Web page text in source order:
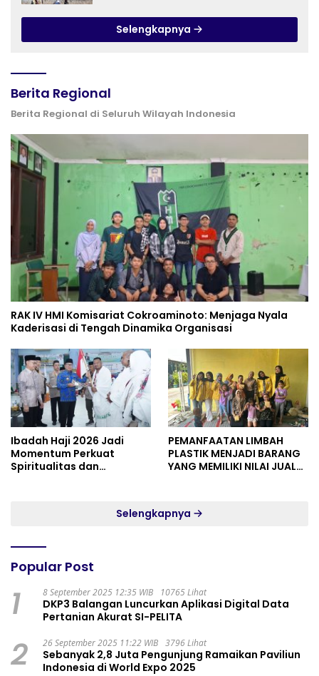
Selengkapnya
Berita Regional
Berita Regional di Seluruh Wilayah Indonesia
RAK IV HMI Komisariat Cokroaminoto: Menjaga Nyala
Kaderisasi di Tengah Dinamika Organisasi
Ibadah Haji 2026 Jadi
Momentum Perkuat
Spiritualitas dan
PEMANFAATAN LIMBAH
PLASTIK MENJADI BARANG
YANG MEMILIKI NILAI JUAL
Selengkapnya
Popular Post
1 8 September 2025 12:35 WIB 10765 Lihat
DKP3 Balangan Luncurkan Aplikasi Digital Data
Pertanian Akurat SI-PELITA
2 26 September 2025 11:22 WIB 3796 Lihat
Sebanyak 2,8 Juta Pengunjung Ramaikan Paviliun
Indonesia di World Expo 2025